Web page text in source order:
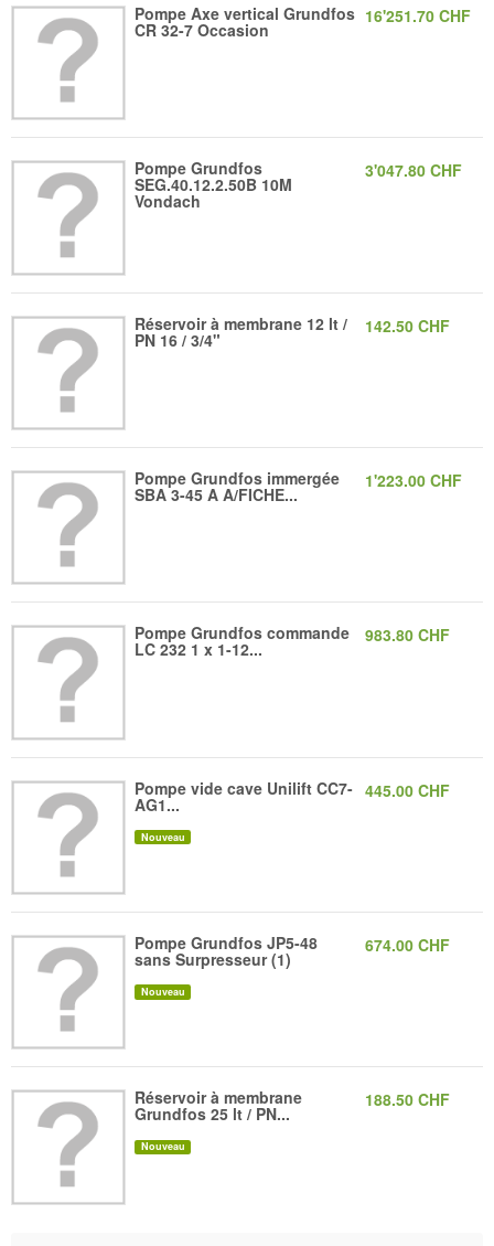
Pompe Axe vertical Grundfos
CR 32-7 Occasion
16'251.70 CHF
Pompe Grundfos
SEG.40.12.2.50B 10M
Vondach
3'047.80 CHF
Réservoir à membrane 12 lt /
PN 16 / 3/4"
142.50 CHF
Pompe Grundfos immergée
SBA 3-45 A A/FICHE...
1'223.00 CHF
Pompe Grundfos commande
LC 232 1 x 1-12...
983.80 CHF
Pompe vide cave Unilift CC7-
AG1...
Nouveau
445.00 CHF
Pompe Grundfos JP5-48
sans Surpresseur (1)
Nouveau
674.00 CHF
Réservoir à membrane
Grundfos 25 lt / PN...
Nouveau
188.50 CHF